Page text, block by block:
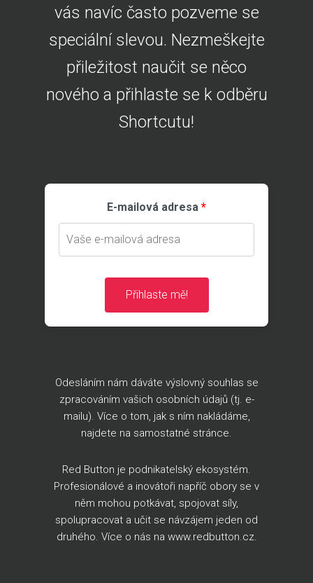
vás navíc často pozveme se
speciální slevou. Nezmeškejte
přiležitost naučit se něco
nového a přihlaste se k odběru
Shortcutu!
E-mailová adresa
Přihlaste mě!
Odesláním nám dáváte výslovný souhlas se
zpracováním vašich osobních údajů (tj. e-
mailu). Více o tom, jak s ním nakládáme,
najdete na samostatné stránce
Red Button je podnikatelský ekosystém.
Profesionálové a inovátoři napříč obory se v
něm mohou potkávat, spojovat síly,
spolupracovat a učit se návzájem jeden od
druhého. Více o nás na www.redbutton.cz